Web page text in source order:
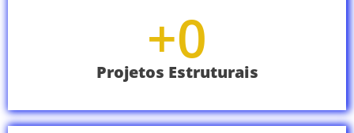
+0
Projetos Estruturais